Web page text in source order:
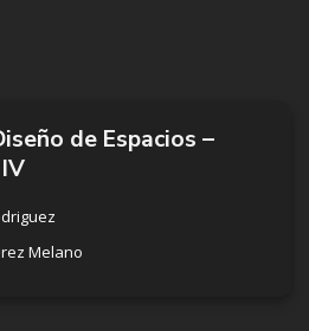
de Espacios –
Melano